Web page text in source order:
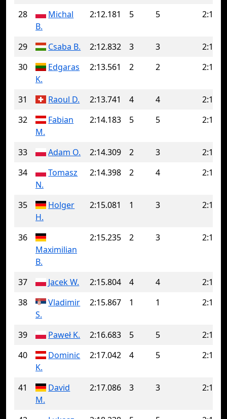
28
Michal
B.
2:12.181 5 5
29 Csaba B. 2:12.832 3 3
30
Edgaras
K.
2:13.561 2 2
31 Raoul D. 2:13.741 4 4
32
Fabian
M.
2:14.183 5 5
33 Adam O. 2:14.309 2 3
34
Tomasz
N.
2:14.398 2 4
35
Holger
H.
2:15.081 1 3
36
Maximilian
B.
2:15.235 2 3
37 Jacek W. 2:15.804 4 4
38
Vladimir
S.
2:15.867 1 1
39 Paweł K. 2:16.683 5 5
40
Dominic
K.
2:17.042 4 5
41
David
M.
2:17.086 3 3